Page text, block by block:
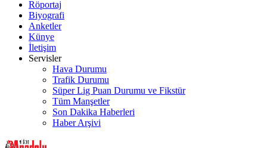
Röportaj
Biyografi
Anketler
Künye
İletişim
Servisler
Hava Durumu
Trafik Durumu
Süper Lig Puan Durumu ve Fikstür
Tüm Manşetler
Son Dakika Haberleri
Haber Arşivi